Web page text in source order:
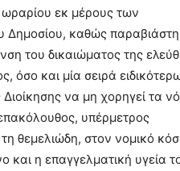
εκ μέρους των
Δημοσίου, καθώς
του δικαιώματος της
όσο και μία σειρά
να μη χορηγεί τα
υπέρμετρος
θεμελιώδη, στον νομικό
και η επαγγελματική υγεία